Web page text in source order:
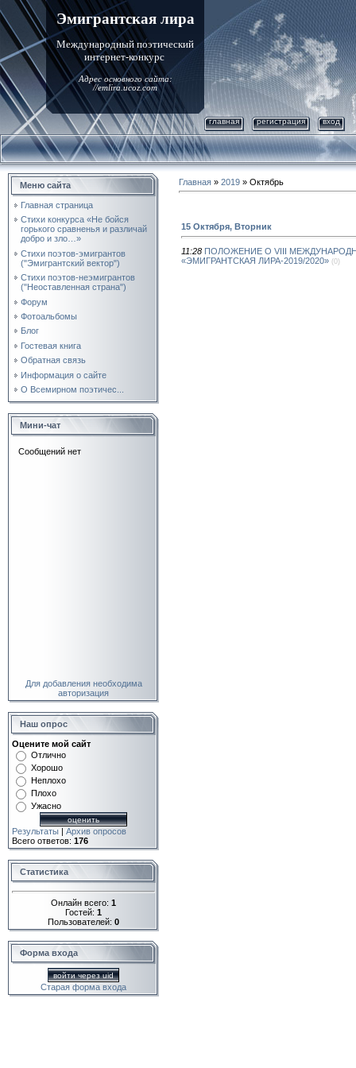
Эмигрантская лира
Международный поэтический
интернет-конкурс
Адрес основного сайта:
//emlira.ucoz.com
главная регистрация вход
Меню сайта
Главная страница
Стихи конкурса «Не бойся
горького сравненья и различай
добро и зло…»
Стихи поэтов-эмигрантов
("Эмигрантский вектор")
Стихи поэтов-неэмигрантов
("Неоставленная страна")
Форум
Фотоальбомы
Блог
Гостевая книга
Обратная связь
Информация о сайте
О Всемирном поэтичес...
Мини-чат
Для добавления необходима
авторизация
Наш опрос
Оцените мой сайт
Отлично
Хорошо
Неплохо
Плохо
Ужасно
Результаты | Архив опросов
Всего ответов: 176
Статистика
Онлайн всего: 1
Гостей: 1
Пользователей: 0
Форма входа
войти через uid
Старая форма входа
Главная » 2019 » Октябрь
15 Октября, Вторник
11:28 ПОЛОЖЕНИЕ О VIII
«ЭМИГРАНТСКАЯ ЛИРА-2019/2020» (0)